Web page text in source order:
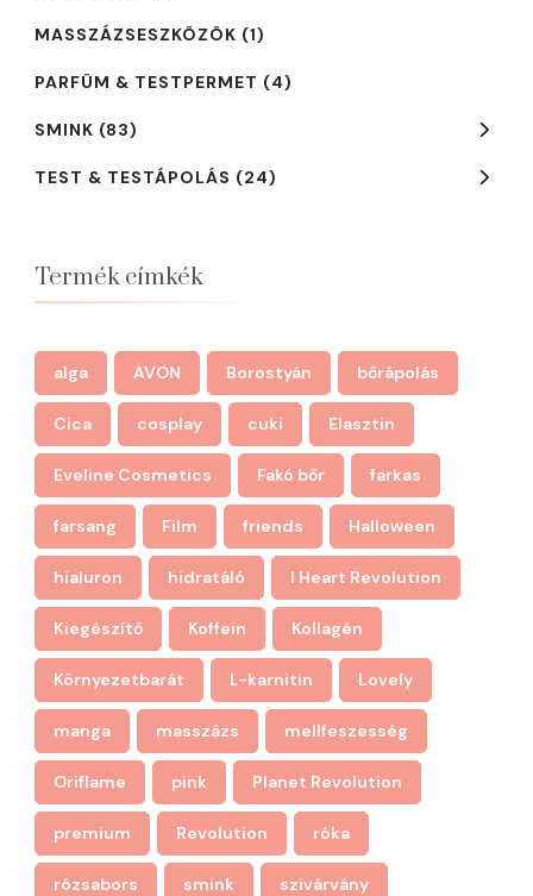
MASSZÁZSESZKÖZÖK (1)
PARFÜM & TESTPERMET (4)
SMINK (83)
TEST & TESTÁPOLÁS (24)
Termék címkék
alga AVON Borostyán bőrápolás
Cica cosplay cuki Elasztin
Eveline Cosmetics Fakó bőr farkas
farsang Film friends Halloween
hialuron hidratáló I Heart Revolution
Kiegészítő Koffein Kollagén
Környezetbarát L-karnitin Lovely
manga masszázs mellfeszesség
Oriflame pink Planet Revolution
premium Revolution róka
rózsabors smink szivárvány